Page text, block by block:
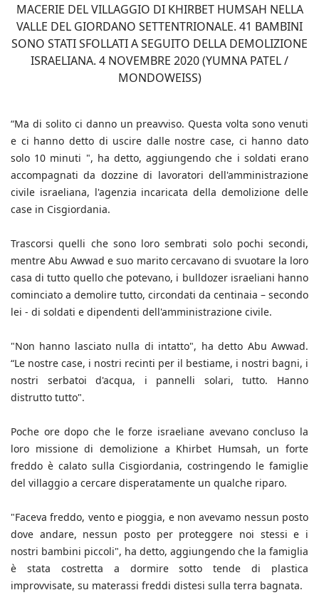
MACERIE DEL VILLAGGIO DI KHIRBET HUMSAH NELLA
VALLE DEL GIORDANO SETTENTRIONALE. 41 BAMBINI
SONO STATI SFOLLATI A SEGUITO DELLA DEMOLIZIONE
ISRAELIANA. 4 NOVEMBRE 2020 (YUMNA PATEL /
MONDOWEISS)
“Ma di solito ci danno un preavviso. Questa volta sono venuti
e ci hanno detto di uscire dalle nostre case, ci hanno dato
solo 10 minuti ", ha detto, aggiungendo che i soldati erano
accompagnati da dozzine di lavoratori dell'amministrazione
civile israeliana, l'agenzia incaricata della demolizione delle
case in Cisgiordania.
Trascorsi quelli che sono loro sembrati solo pochi secondi,
mentre Abu Awwad e suo marito cercavano di svuotare la loro
casa di tutto quello che potevano, i bulldozer israeliani hanno
cominciato a demolire tutto, circondati da centinaia – secondo
lei - di soldati e dipendenti dell'amministrazione civile.
"Non hanno lasciato nulla di intatto", ha detto Abu Awwad.
“Le nostre case, i nostri recinti per il bestiame, i nostri bagni, i
nostri serbatoi d'acqua, i pannelli solari, tutto. Hanno
distrutto tutto".
Poche ore dopo che le forze israeliane avevano concluso la
loro missione di demolizione a Khirbet Humsah, un forte
freddo è calato sulla Cisgiordania, costringendo le famiglie
del villaggio a cercare disperatamente un qualche riparo.
"Faceva freddo, vento e pioggia, e non avevamo nessun posto
dove andare, nessun posto per proteggere noi stessi e i
nostri bambini piccoli", ha detto, aggiungendo che la famiglia
è stata costretta a dormire sotto tende di plastica
improvvisate, su materassi freddi distesi sulla terra bagnata.